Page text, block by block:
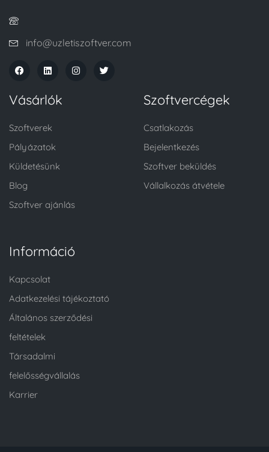
info@uzletiszoftver.com
Vásárlók
Szoftverek
Pályázatok
Küldetésünk
Blog
Szoftver ajánlás
Szoftvercégek
Csatlakozás
Bejelentkezés
Szoftver beküldés
Vállalkozás átvétele
Információ
Kapcsolat
Adatkezelési tájékoztató
Általános szerződési
feltételek
Társadalmi
felelősségvállalás
Karrier